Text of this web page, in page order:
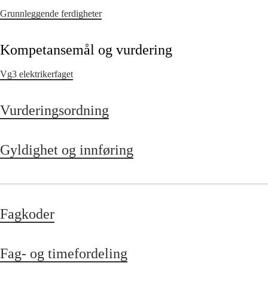
Grunnleggende ferdigheter
Kompetansemål og vurdering
Vg3 elektrikerfaget
Vurderingsordning
Gyldighet og innføring
Fagkoder
Fag- og timefordeling